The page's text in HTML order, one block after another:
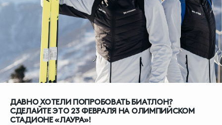
ДАВНО ХОТЕЛИ ПОПРОБОВАТЬ БИАТЛОН?
СДЕЛАЙТЕ ЭТО 23 ФЕВРАЛЯ НА ОЛИМПИЙСКОМ
СТАДИОНЕ «ЛАУРА»!